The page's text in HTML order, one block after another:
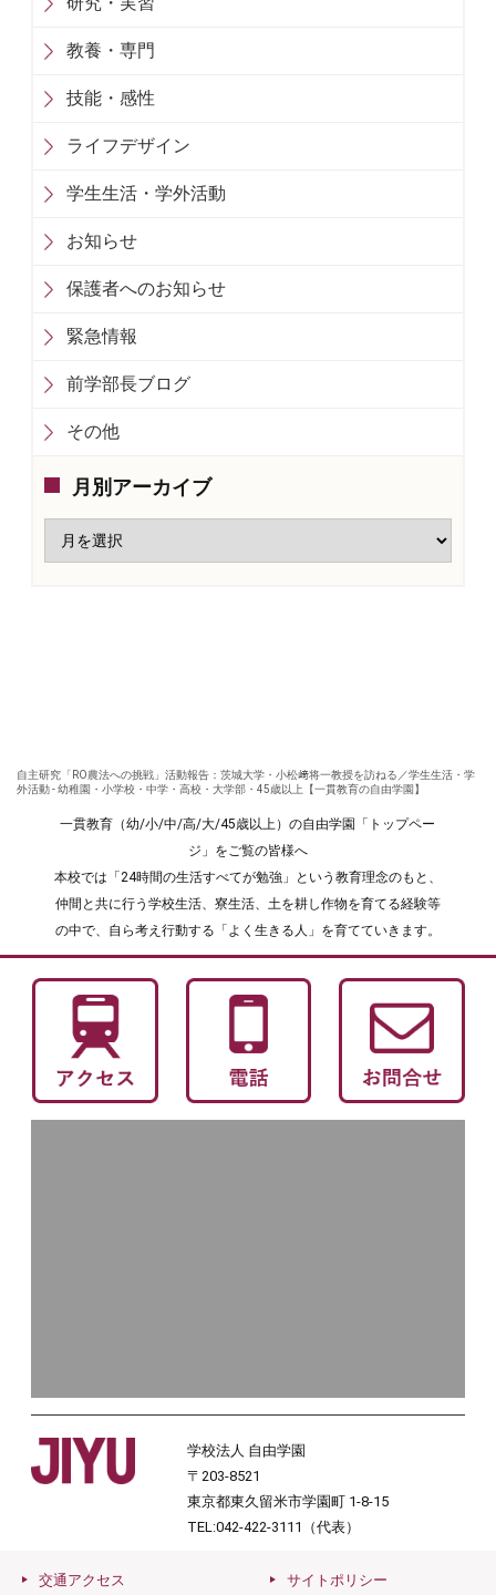
教養・専門
技能・感性
ライフデザイン
学生生活・学外活動
お知らせ
保護者へのお知らせ
緊急情報
前学部長ブログ
その他
月別アーカイブ
自主研究「RO農法への挑戦」活動報告：茨城大学・小松﨑将一教授を訪ねる／学生生活・学
外活動 - 幼稚園・小学校・中学・高校・大学部・45歳以上【一貫教育の自由学園】
一貫教育（幼/小/中/高/大/45歳以上）の自由学園「トップペー
ジ」をご覧の皆様へ
本校では「24時間の生活すべてが勉強」という教育理念のもと、
仲間と共に行う学校生活、寮生活、土を耕し作物を育てる経験等
の中で、自ら考え行動する「よく生きる人」を育てていきます。
学校法人 自由学園
〒203-8521
東京都東久留米市学園町 1-8-15
TEL:042-422-3111（代表）
交通アクセス サイトポリシー